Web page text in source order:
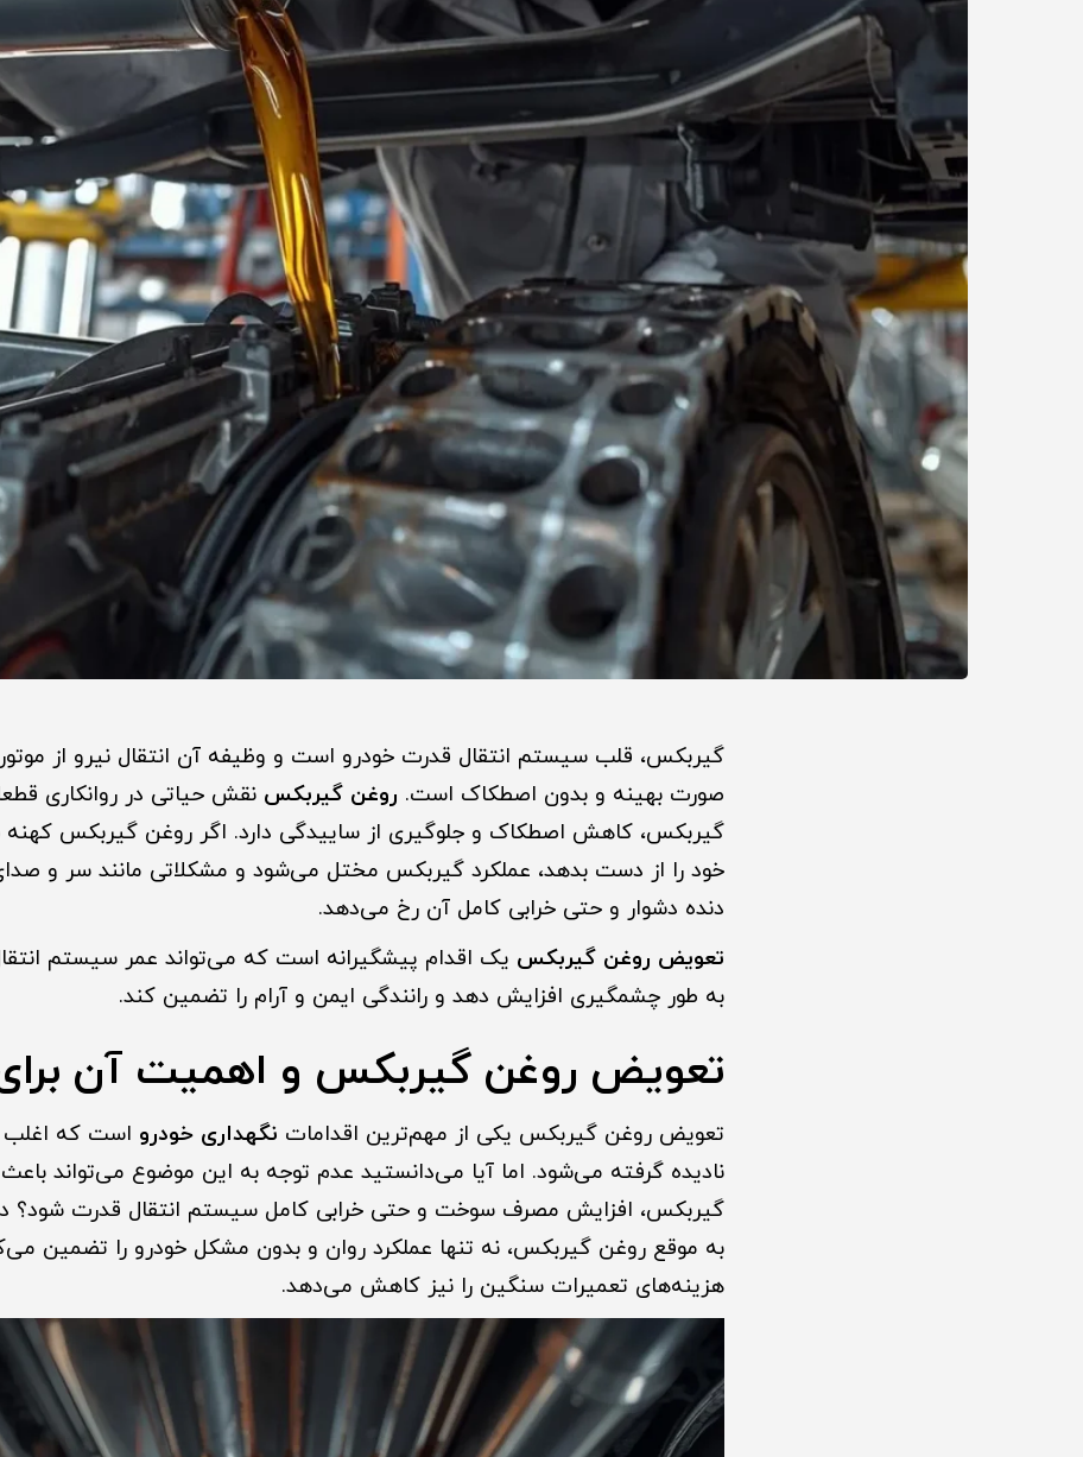
گیربکس، قلب سیستم انتقال قدرت خودرو است و وظیفه آن انتقال نیرو از
صورت بهینه و بدون اصطکاک است. روغن گیربکس نقش حیاتی در روانکاری
گیربکس، کاهش اصطکاک و جلوگیری از ساییدگی دارد. اگر روغن گیربکس
خود را از دست بدهد، عملکرد گیربکس مختل می‌شود و مشکلاتی مانند سر و
دنده دشوار و حتی خرابی کامل آن رخ می‌دهد.
تعویض روغن گیربکس یک اقدام پیشگیرانه است که می‌تواند عمر سیستم
به طور چشمگیری افزایش دهد و رانندگی ایمن و آرام را تضمین کند.
تعویض روغن گیربکس و اهمیت آن
تعویض روغن گیربکس یکی از مهم‌ترین اقدامات نگهداری خودرو است که اغلب
نادیده گرفته می‌شود. اما آیا می‌دانستید عدم توجه به این موضوع می‌تواند
گیربکس، افزایش مصرف سوخت و حتی خرابی کامل سیستم انتقال قدرت شود؟
به موقع روغن گیربکس، نه تنها عملکرد روان و بدون مشکل خودرو را تضمین
هزینه‌های تعمیرات سنگین را نیز کاهش می‌دهد.